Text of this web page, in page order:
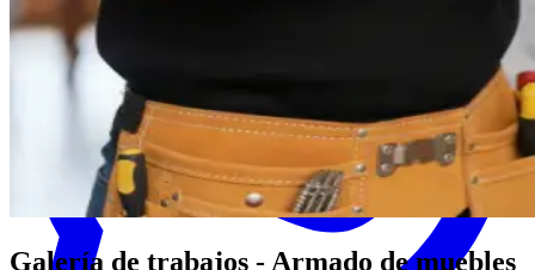
Galería de trabajos - Armado de muebles